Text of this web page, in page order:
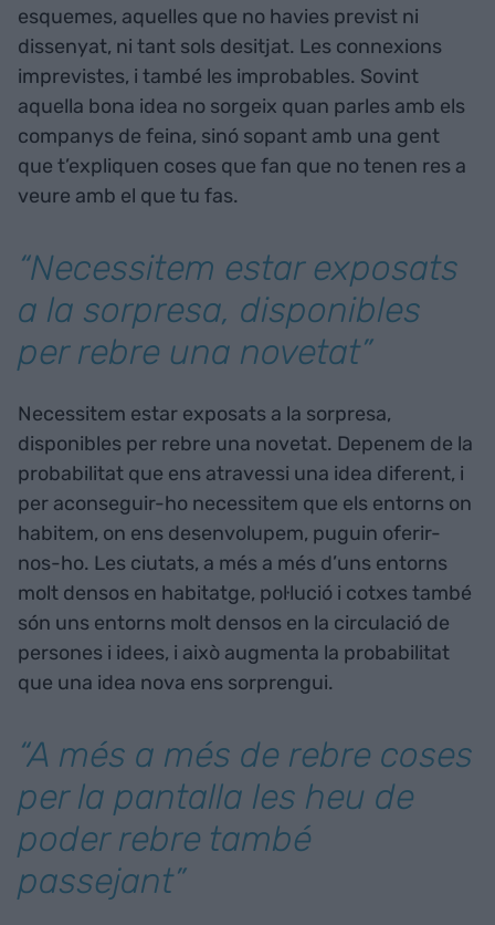
esquemes, aquelles que no havies previst ni
dissenyat, ni tant sols desitjat. Les connexions
imprevistes, i també les improbables. Sovint
aquella bona idea no sorgeix quan parles amb els
companys de feina, sinó sopant amb una gent
que t’expliquen coses que fan que no tenen res a
veure amb el que tu fas.
“Necessitem estar exposats
a la sorpresa, disponibles
per rebre una novetat”
Necessitem estar exposats a la sorpresa,
disponibles per rebre una novetat. Depenem de la
probabilitat que ens atravessi una idea diferent, i
per aconseguir-ho necessitem que els entorns on
habitem, on ens desenvolupem, puguin oferir-
nos-ho. Les ciutats, a més a més d’uns entorns
molt densos en habitatge, pol·lució i cotxes també
són uns entorns molt densos en la circulació de
persones i idees, i això augmenta la probabilitat
que una idea nova ens sorprengui.
“A més a més de rebre coses
per la pantalla les heu de
poder rebre també
passejant”